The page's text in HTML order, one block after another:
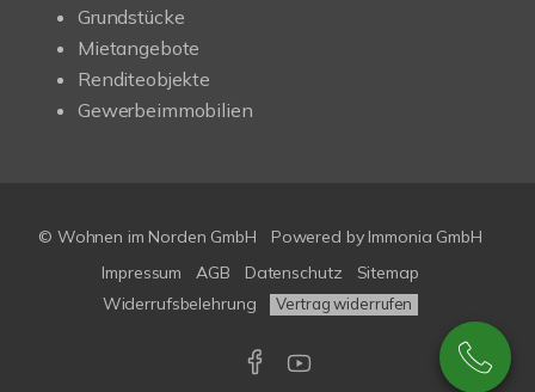
Grundstücke
Mietangebote
Renditeobjekte
Gewerbeimmobilien
© Wohnen im Norden GmbH Powered by Immonia GmbH
Impressum
AGB Datenschutz
Sitemap
Widerrufsbelehrung
Vertrag widerrufen